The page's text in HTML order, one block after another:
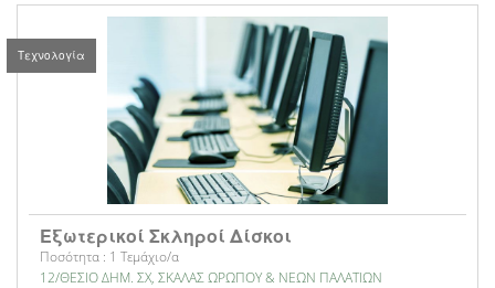
Τεχνολογία
Εξωτερικοί Σκληροί Δίσκοι
Ποσότητα : 1 Τεμάχιο/α
12/ΘΕΣΙΟ ΔΗΜ. ΣΧ, ΣΚΑΛΑΣ ΩΡΩΠΟΥ & ΝΕΩΝ ΠΑΛΑΤΙΩΝ